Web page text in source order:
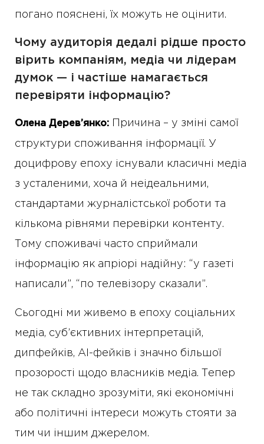
погано пояснені, їх можуть не оцінити.
Чому аудиторія дедалі рідше просто
вірить компаніям, медіа чи лідерам
думок — і частіше намагається
перевіряти інформацію?
Олена Дерев’янко: Причина – у зміні самої
структури споживання інформації. У
доцифрову епоху існували класичні медіа
з усталеними, хоча й неідеальними,
стандартами журналістської роботи та
кількома рівнями перевірки контенту.
Тому споживачі часто сприймали
інформацію як апріорі надійну: “у газеті
написали”, “по телевізору сказали”.
Сьогодні ми живемо в епоху соціальних
медіа, суб’єктивних інтерпретацій,
дипфейків, AI-фейків і значно більшої
прозорості щодо власників медіа. Тепер
не так складно зрозуміти, які економічні
або політичні інтереси можуть стояти за
тим чи іншим джерелом.